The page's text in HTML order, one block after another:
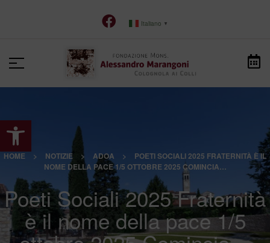
Apri la barra degli strumenti
Italiano ▼
HOME > NOTIZIE > ADOA >
POETI SOCIALI 2025 FRATERNITÀ È IL
NOME DELLA PACE 1/5 OTTOBRE 2025 COMINCIA…
Poeti Sociali 2025 Fraternità
è il nome della pace 1/5